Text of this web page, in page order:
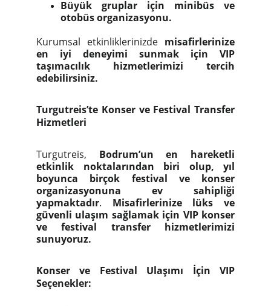
Büyük gruplar için minibüs ve
otobüs organizasyonu.
Kurumsal etkinliklerinizde misafirlerinize
en iyi deneyimi sunmak için VIP
taşımacılık hizmetlerimizi tercih
edebilirsiniz.
Turgutreis’te Konser ve Festival Transfer
Hizmetleri
Turgutreis, Bodrum’un en hareketli
etkinlik noktalarından biri olup, yıl
boyunca birçok festival ve konser
organizasyonuna ev sahipliği
yapmaktadır. Misafirlerinize lüks ve
güvenli ulaşım sağlamak için VIP konser
ve festival transfer hizmetlerimizi
sunuyoruz.
Konser ve Festival Ulaşımı İçin VIP
Seçenekler: